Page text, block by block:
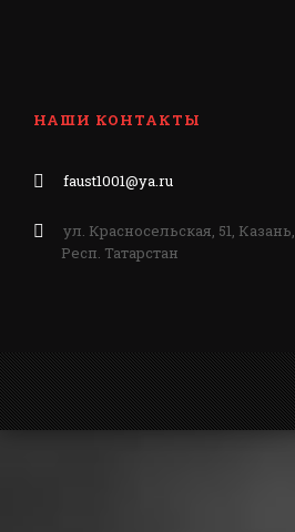
НАШИ КОНТАКТЫ
faust1001@ya.ru
ул. Красносельская, 51, Казань,
Респ. Татарстан